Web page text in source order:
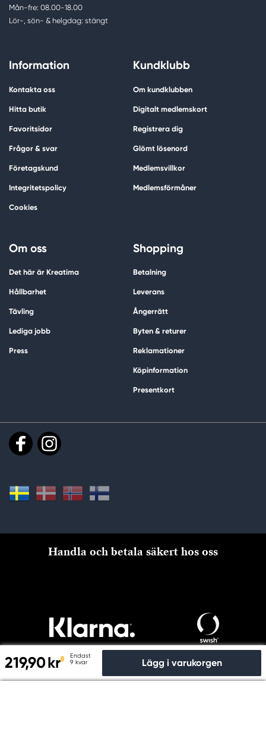
219,90 kr
Endast
9 kvar
Lägg i varukorgen
Mån-fre: 08.00-18.00
Lör-, sön- & helgdag: stängt
Information
Kontakta oss
Hitta butik
Favoritsidor
Frågor & svar
Företagskund
Integritetspolicy
Cookies
Kundklubb
Om kundklubben
Digitalt medlemskort
Registrera dig
Glömt lösenord
Medlemsvillkor
Medlemsförmåner
Om oss
Det här är Kreatima
Hållbarhet
Tävling
Lediga jobb
Press
Shopping
Betalning
Leverans
Ångerrätt
Byten & returer
Reklamationer
Köpinformation
Presentkort
Handla och betala säkert hos oss